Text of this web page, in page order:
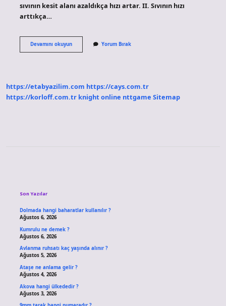
sıvının kesit alanı azaldıkça hızı artar. II. Sıvının hızı
arttıkça…
Devamını okuyunAlan
Küçüldükçe
Yorum Bırak
https://etabyazilim.com https://cays.com.tr
https://korloff.com.tr knight online nttgame Sitemap
Son Yazılar
Dolmada hangi baharatlar kullanılır ?
Ağustos 6, 2026
Kumrulu ne demek ?
Ağustos 6, 2026
Avlanma ruhsatı kaç yaşında alınır ?
Ağustos 5, 2026
Ataşe ne anlama gelir ?
Ağustos 4, 2026
Akova hangi ülkededir ?
Ağustos 3, 2026